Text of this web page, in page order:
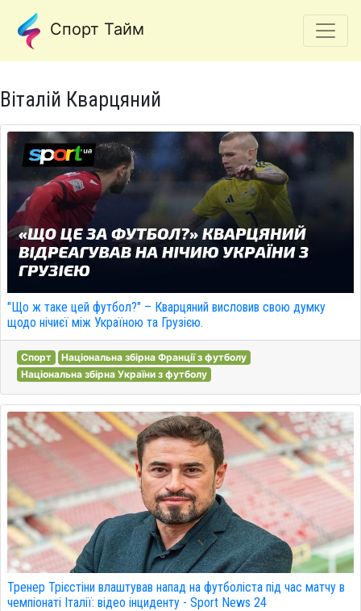
Спорт Тайм
Віталій Кварцяний
"Що ж таке цей футбол?" – Кварцяний висловив свою думку
щодо нічиєї між Україною та Грузією.
Спорт
Національна збірна Франції з футболу
Національна збірна України з футболу
Тренер Трієстіни влаштував напад на футболіста під час матчу в
чемпіонаті Італії: відео інциденту - Sport News 24